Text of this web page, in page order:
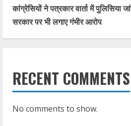
कांग्रेसियों ने पत्रकार वार्ता में पुलिसिया
सरकार पर भी लगाए गंभीर आरोप
RECENT COMMENTS
No comments to show.